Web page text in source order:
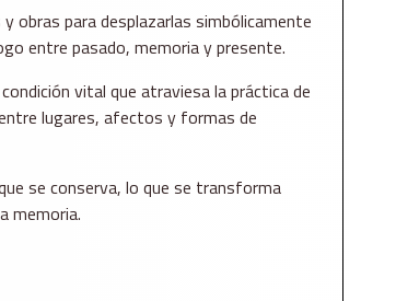
obras para desplazarlas simbólicamente
entre pasado, memoria y presente.
vital que atraviesa la práctica de
lugares, afectos y formas de
se conserva, lo que se transforma
memoria.